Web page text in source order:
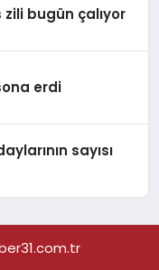
bugün çalıyor
erdi
sayısı